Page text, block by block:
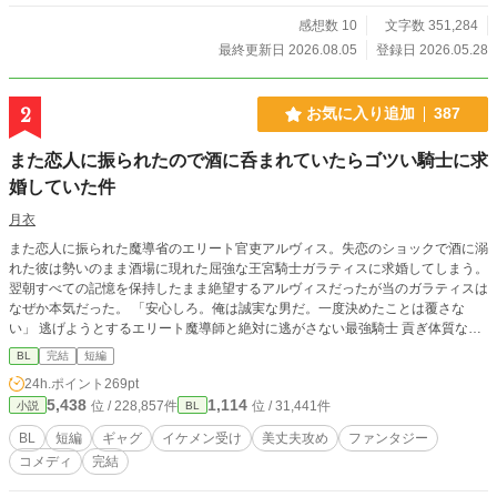
程度は予告なく入れますので、ご了承下さい。 誤字脱字等あ
りましたら、優しく御報告頂けますと助かります。 良ければ
感想数 10
文字数 351,284
最終更新日 2026.08.05
登録日 2026.05.28
2 お気に入り追加 387
また恋人に振られたので酒に呑まれていたらゴツい騎士に求
婚していた件
月衣
また恋人に振られた魔導省のエリート官吏アルヴィス。失恋のショックで酒に溺
れた彼は勢いのまま酒場に現れた屈強な王宮騎士ガラティスに求婚してしまう。
翌朝すべての記憶を保持したまま絶望するアルヴィスだったが当のガラティスは
なぜか本気だった。 「安心しろ。俺は誠実な男だ。一度決めたことは覆さな
い」 逃げようとするエリート魔導師と絶対に逃がさない最強騎士 貢ぎ体質な男
が捕まる強制恋愛コメディのつもりです！！
BL 完結 短編
24h.ポイント 269pt
小説 5,438 位 / 228,857件 BL 1,114 位 / 31,441件
BL 短編 ギャグ イケメン受け 美丈夫攻め
ファンタジー
コメディ
完結